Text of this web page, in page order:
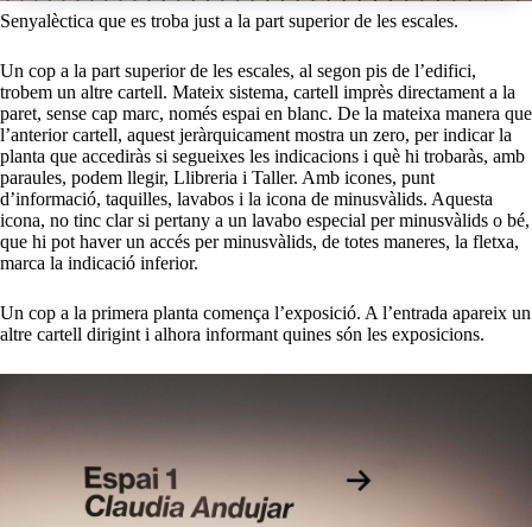
Senyalèctica que es troba just a la part superior de les escales.
Un cop a la part superior de les escales, al segon pis de l’edifici,
trobem un altre cartell. Mateix sistema, cartell imprès directament a la
paret, sense cap marc, només espai en blanc. De la mateixa manera que
l’anterior cartell, aquest jeràrquicament mostra un zero, per indicar la
planta que accediràs si segueixes les indicacions i què hi trobaràs, amb
paraules, podem llegir, Llibreria i Taller. Amb icones, punt
d’informació, taquilles, lavabos i la icona de minusvàlids. Aquesta
icona, no tinc clar si pertany a un lavabo especial per minusvàlids o bé,
que hi pot haver un accés per minusvàlids, de totes maneres, la fletxa,
marca la indicació inferior.
Un cop a la primera planta comença l’exposició. A l’entrada apareix un
altre cartell dirigint i alhora informant quines són les exposicions.